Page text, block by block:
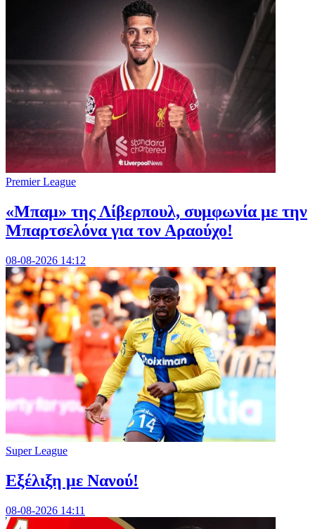
Premier League
«Μπαμ» της Λίβερπουλ, συμφωνία με την
Μπαρτσελόνα για τον Αραούχο!
08-08-2026 14:12
Super League
Εξέλιξη με Νανού!
08-08-2026 14:11